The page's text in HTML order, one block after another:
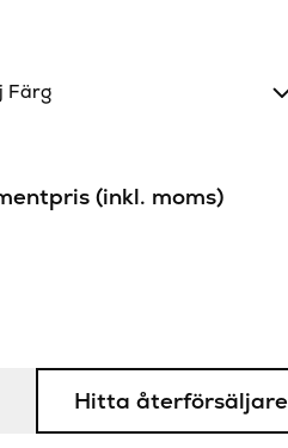
Färg
(inkl. moms)
Hitta återförsäljare